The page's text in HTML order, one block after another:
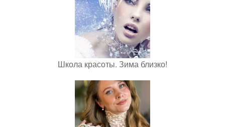
Школа красоты. Зима близко!